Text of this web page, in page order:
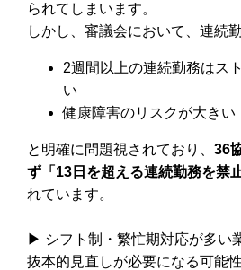
られてしまいます。
しかし、審議会において、連続
2週間以上の連続勤務はス
い
健康障害のリスクが大きい
と明確に問題視されており、 36
ず「13日を超える連続勤務を禁止
れています。
▶ シフト制・繁忙期対応が多い
抜本的見直しが必要になる可能